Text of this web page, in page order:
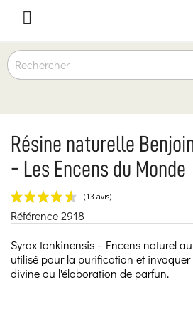

Résine naturelle
- Les Encens du Monde
Référence2918
Syrax tonkinensis - Encens naturel
utilisé pour la purification et
divine ou l'élaboration de parfun.